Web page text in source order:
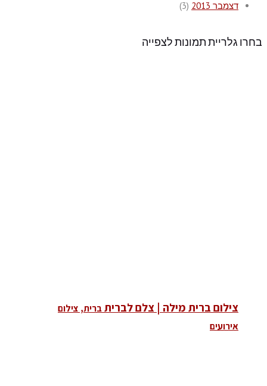
דצמבר 2013
(3)
בחרו גלריית תמונות לצפייה
צילום ברית מילה | צלם לבריתברית, צילום
אירועים